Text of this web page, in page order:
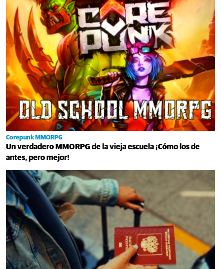
Corepunk MMORPG
Un verdadero MMORPG de la vieja escuela ¡Cómo los de
antes, pero mejor!